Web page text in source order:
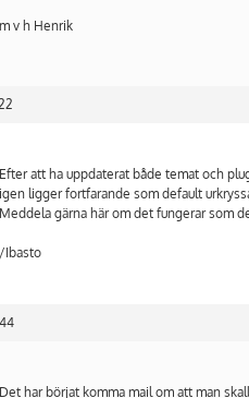
m v h Henrik
Efter att ha uppdaterat både temat och
igen ligger fortfarande som default
Meddela gärna här om det fungerar som
/Ibasto
Det har börjat komma mail om att man